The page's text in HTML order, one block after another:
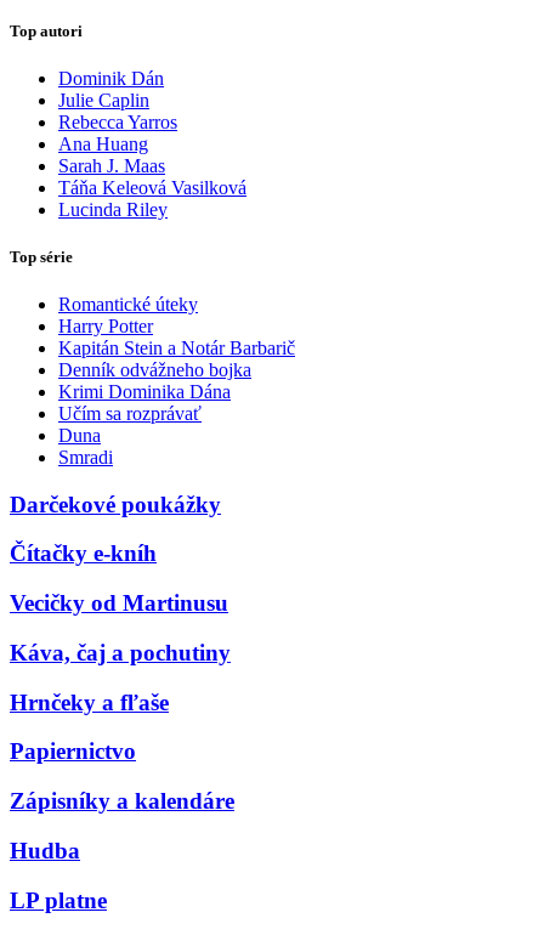
Top autori
Dominik Dán
Julie Caplin
Rebecca Yarros
Ana Huang
Sarah J. Maas
Táňa Keleová Vasilková
Lucinda Riley
Top série
Romantické úteky
Harry Potter
Kapitán Stein a Notár Barbarič
Denník odvážneho bojka
Krimi Dominika Dána
Učím sa rozprávať
Duna
Smradi
Darčekové poukážky
Čítačky e-kníh
Vecičky od Martinusu
Káva, čaj a pochutiny
Hrnčeky a fľaše
Papiernictvo
Zápisníky a kalendáre
Hudba
LP platne